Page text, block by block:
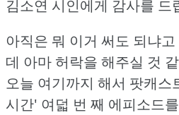
김소연 시인에게 감사를 드
아직은 뭐 이거 써도 되냐
데 아마 허락을 해주실 것
오늘 여기까지 해서 팟캐스
시간' 여덟 번 째 에피소드